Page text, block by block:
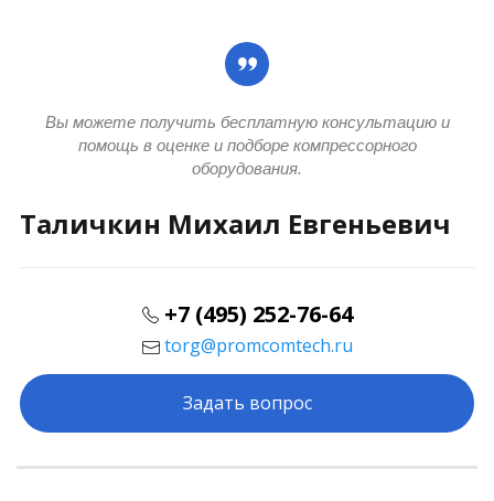
Таличкин Михаил Евгеньевич
Задать вопрос
+7 (495) 252-76-64
torg@promcomtech.ru
Вы можете получить бесплатную консультацию и
помощь в оценке и подборе компрессорного
оборудования.